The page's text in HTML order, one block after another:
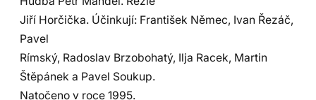
Jiří Horčička. Účinkují: František Němec, Ivan Řezáč,
Pavel
Rímský, Radoslav Brzobohatý, Ilja Racek, Martin
Štěpánek a Pavel Soukup.
Natočeno v roce 1995.